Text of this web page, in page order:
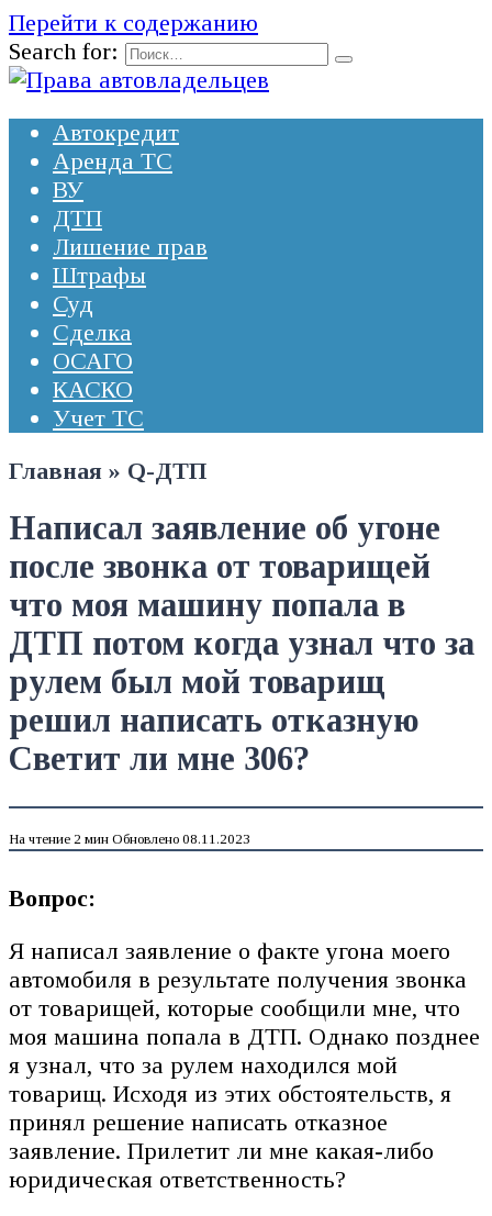
Перейти к содержанию
Search for:
Автокредит
Аренда ТС
ВУ
ДТП
Лишение прав
Штрафы
Суд
Сделка
ОСАГО
КАСКО
Учет ТС
Главная » Q-ДТП
Написал заявление об угоне
после звонка от товарищей
что моя машину попала в
ДТП потом когда узнал что за
рулем был мой товарищ
решил написать отказную
Светит ли мне 306?
На чтение 2 мин Обновлено 08.11.2023
Вопрос:
Я написал заявление о факте угонa моего
автомобиля в результате получения звонка
от товарищей, которые сообщили мне, что
моя машина попала в ДТП. Однако позднее
я узнал, что за рулем находился мой
товарищ. Исходя из этих обстоятельств, я
принял решение написать отказное
заявление. Прилетит ли мне какая-либо
юридическая ответственность?